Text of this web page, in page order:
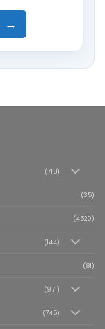
→
(718)
(35)
(4520)
(144)
(81)
(971)
(745)